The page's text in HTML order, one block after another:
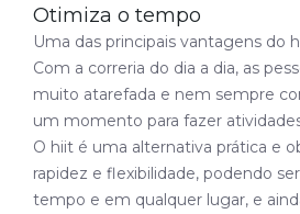
Otimiza o tempo
Uma das principais vantagens do
Com a correria do dia a dia, as
muito atarefada e nem sempre
um momento para fazer
O hiit é uma alternativa prática e
rapidez e flexibilidade, podendo
tempo e em qualquer lugar, e